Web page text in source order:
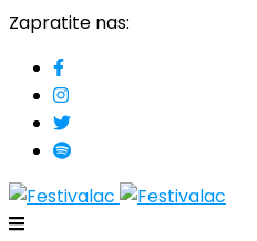
Zapratite nas: